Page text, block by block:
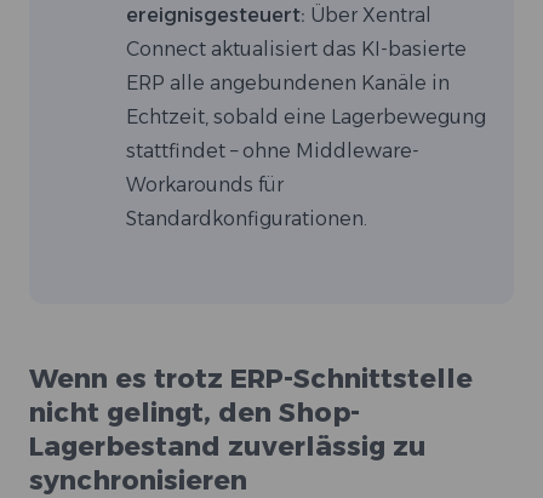
ereignisgesteuert: Über Xentral
Connect aktualisiert das KI-basierte
ERP alle angebundenen Kanäle in
Echtzeit, sobald eine Lagerbewegung
stattfindet – ohne Middleware-
Workarounds für
Standardkonfigurationen.
Wenn es trotz ERP-Schnittstelle
nicht gelingt, den Shop-
Lagerbestand zuverlässig zu
synchronisieren